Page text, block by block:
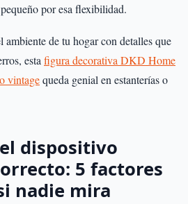
por esa flexibilidad.
ambiente de tu hogar con detalles que
esta figura decorativa DKD Home
vintagequeda genial en estanterías o
dispositivo
5 factores
nadie mira